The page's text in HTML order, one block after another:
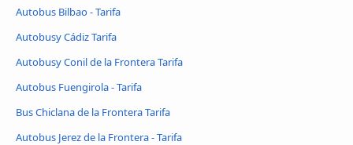
Autobus Bilbao - Tarifa
Autobusy Cádiz Tarifa
Autobusy Conil de la Frontera Tarifa
Autobus Fuengirola - Tarifa
Bus Chiclana de la Frontera Tarifa
Autobus Jerez de la Frontera - Tarifa